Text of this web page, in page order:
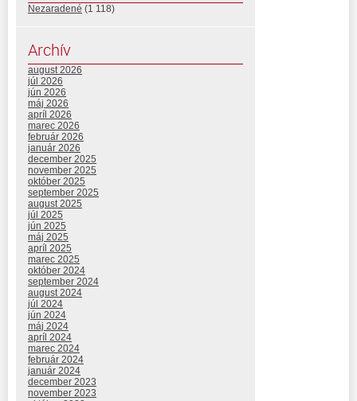
Nezaradené (1 118)
Archív
august 2026
júl 2026
jún 2026
máj 2026
apríl 2026
marec 2026
február 2026
január 2026
december 2025
november 2025
október 2025
september 2025
august 2025
júl 2025
jún 2025
máj 2025
apríl 2025
marec 2025
október 2024
september 2024
august 2024
júl 2024
jún 2024
máj 2024
apríl 2024
marec 2024
február 2024
január 2024
december 2023
november 2023